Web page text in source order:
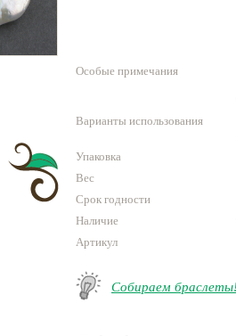
Особые примечания
Варианты использования
Упаковка
Вес
Срок годности
Наличие
Артикул
Собираем